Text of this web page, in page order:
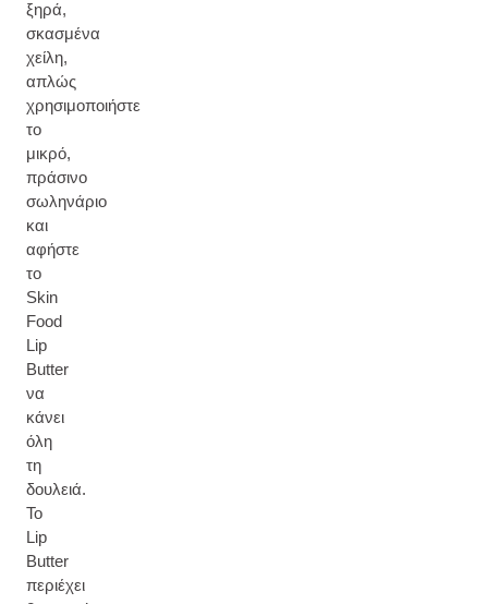
ξηρά,
σκασμένα
χείλη,
απλώς
χρησιμοποιήστε
το
μικρό,
πράσινο
σωληνάριο
και
αφήστε
το
Skin
Food
Lip
Butter
να
κάνει
όλη
τη
δουλειά.
Το
Lip
Butter
περιέχει